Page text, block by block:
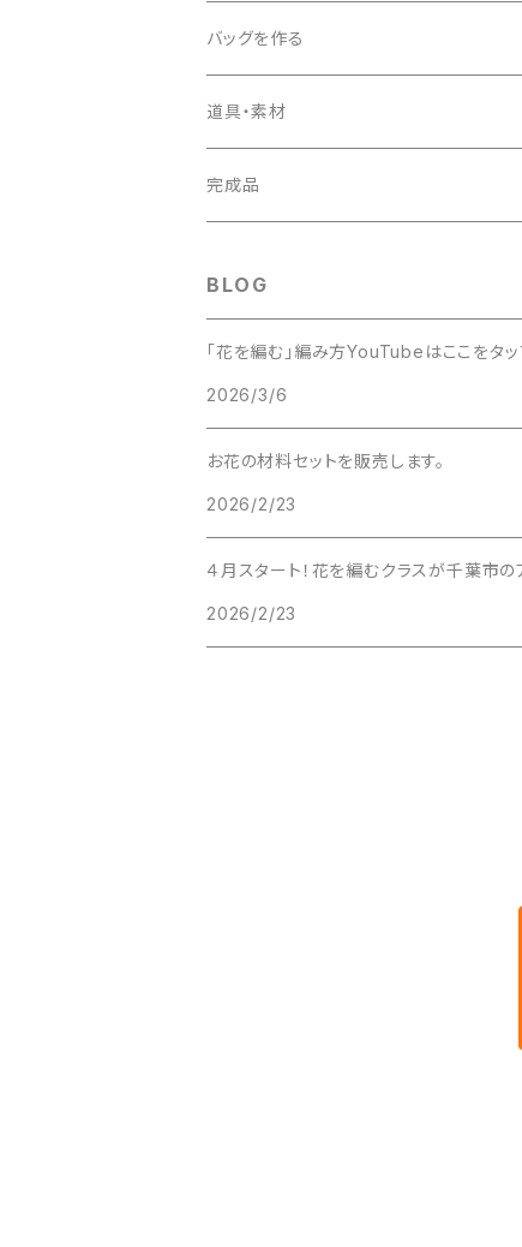
ビーズを編み込まないで作る
アクセサリー工具を使う
バッグを作る
道具・素材
完成品
BLOG
「花を編む」編み方YouTubeはここをタ
2026/3/6
お花の材料セットを販売します。
2026/2/23
４月スタート！花を編むクラスが千葉市の
2026/2/23